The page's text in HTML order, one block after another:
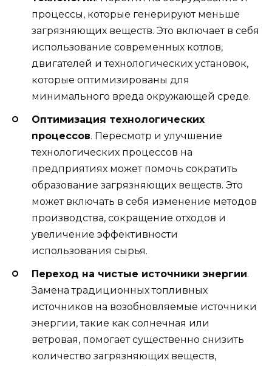
процессы, которые генерируют меньше
загрязняющих веществ. Это включает в себя
использование современных котлов,
двигателей и технологических установок,
которые оптимизированы для
минимального вреда окружающей среде.
Оптимизация технологических
процессов. Пересмотр и улучшение
технологических процессов на
предприятиях может помочь сократить
образование загрязняющих веществ. Это
может включать в себя изменение методов
производства, сокращение отходов и
увеличение эффективности
использования сырья.
Переход на чистые источники энергии.
Замена традиционных топливных
источников на возобновляемые источники
энергии, такие как солнечная или
ветровая, помогает существенно снизить
количество загрязняющих веществ,